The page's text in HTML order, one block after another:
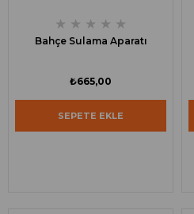
★ ★ ★ ★ ★
Bahçe Sulama Aparatı
₺665,00
SEPETE EKLE